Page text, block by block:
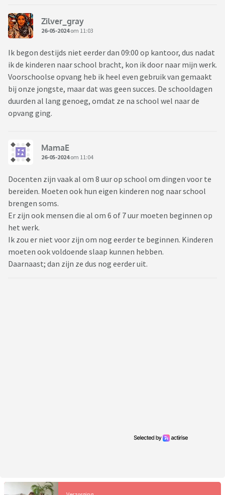
Zilver_gray
26-05-2024om 11:03
Ik begon destijds niet eerder dan 09:00 op kantoor, dus nadat
ik de kinderen naar school bracht, kon ik door naar mijn werk.
Voorschoolse opvang heb ik heel even gebruik van gemaakt
bij onze jongste, maar dat was geen succes. De schooldagen
duurden al lang genoeg, omdat ze na school wel naar de
opvang ging.
MamaE
26-05-2024om 11:04
Docenten zijn vaak al om 8 uur op school om dingen voor te
bereiden. Moeten ook hun eigen kinderen nog naar school
brengen soms.
Er zijn ook mensen die al om 6 of 7 uur moeten beginnen op
het werk.
Ik zou er niet voor zijn om nog eerder te beginnen. Kinderen
moeten ook voldoende slaap kunnen hebben.
Daarnaast; dan zijn ze dus nog eerder uit.